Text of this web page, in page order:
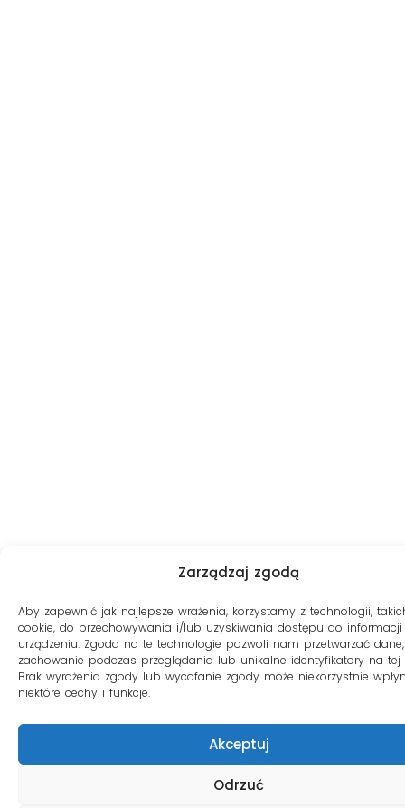
Zarządzaj zgodą
Aby zapewnić jak najlepsze wrażenia, korzystamy z technologii,
cookie, do przechowywania i/lub uzyskiwania dostępu do
urządzeniu. Zgoda na te technologie pozwoli nam przetwarzać
zachowanie podczas przeglądania lub unikalne identyfikatory na tej
Brak wyrażenia zgody lub wycofanie zgody może niekorzystnie
niektóre cechy i funkcje.
Akceptuj
Odrzuć